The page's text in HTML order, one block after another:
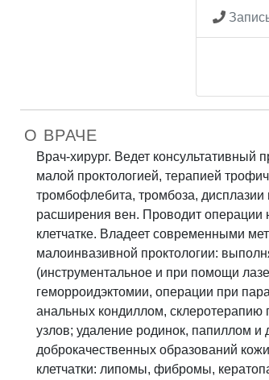
О ВРАЧЕ
Врач-хирург. Ведет консультативный
малой проктологией, терапией
тромбофлебита, тромбоза, дисплазии
расширения вен. Проводит операции
клетчатке. Владеет современными
малоинвазивной проктологии:
(инструментальное и при помощи
геморроидэктомии, операции при
анальных кондиллом, склеротерапию
узлов; удаление родинок, папиллом и
доброкачественных образований
клетчатки: липомы, фибромы,